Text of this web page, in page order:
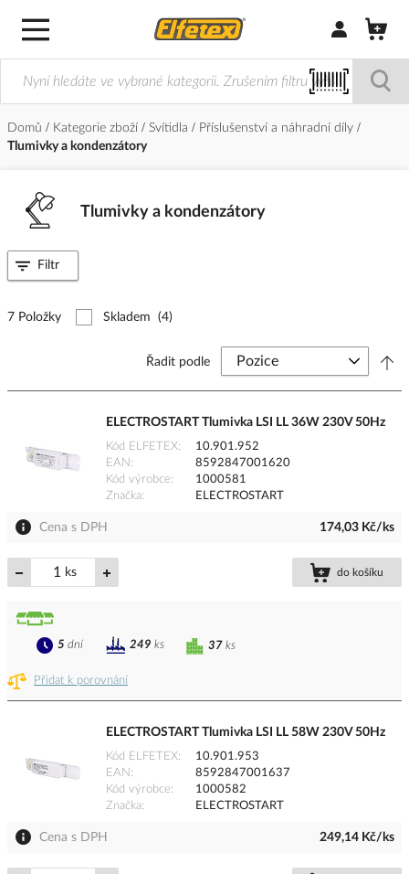
Přihlásit/
Domů Kategorie zboží Svítidla
Příslušenství a náhradní díly
Tlumivky a kondenzátory
Tlumivky a kondenzátory
7 Položky Skladem (4)
Řadit podle
ELECTROSTART Tlumivka LSI LL 36W 230V 50Hz
Kód ELFETEX
10.901.952
EAN
8592847001620
Kód výrobce
1000581
Značka
ELECTROSTART
Cena s DPH 174,03 Kč/ks
ks do košíku
Přidat k porovnání
37 ks
5 dní 249 ks
ELECTROSTART Tlumivka LSI LL 58W 230V 50Hz
Kód ELFETEX
10.901.953
EAN
8592847001637
Kód výrobce
1000582
Značka
ELECTROSTART
Cena s DPH 249,14 Kč/ks
Filtr